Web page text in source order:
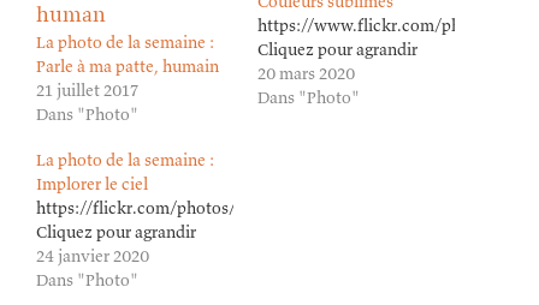
La photo de la semaine :
Parle à ma patte, humain
21 juillet 2017
Dans "Photo"
https://www.flickr.com/photos/
Cliquez pour agrandir
20 mars 2020
Dans "Photo"
La photo de la semaine :
Implorer le ciel
https://flickr.com/photos/lioneldavoust/49411754051/in/
Cliquez pour agrandir
24 janvier 2020
Dans "Photo"